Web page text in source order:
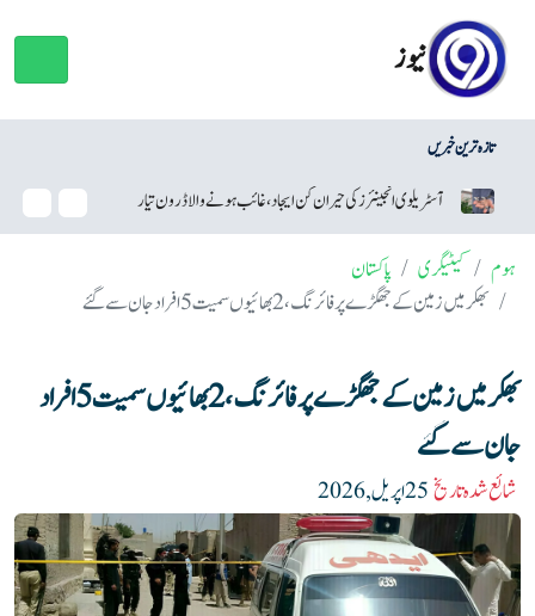
نیوز
تازہ ترین خبریں
حیران کن ایجاد، غائب ہونے والا ڈرون تیار سام سنگ نے اینڈرائیڈ سیکیورٹی اپ ڈیٹس
ہوم کیٹیگری
پاکستان
بھکر میں زمین کے جھگڑے پر فائرنگ، 2 بھائیوں سمیت 5 افراد جان سے گئے
بھکر میں زمین کے جھگڑے پر فائرنگ، 2 بھائیوں سمیت 5 افراد
جان سے گئے
شائع شدہ تاریخ